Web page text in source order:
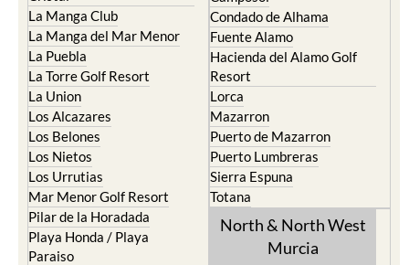
La Manga Club
La Manga del Mar Menor
La Puebla
La Torre Golf Resort
La Union
Los Alcazares
Los Belones
Los Nietos
Los Urrutias
Mar Menor Golf Resort
Pilar de la Horadada
Playa Honda / Playa
Paraiso
Condado de Alhama
Fuente Alamo
Hacienda del Alamo Golf
Resort
Lorca
Mazarron
Puerto de Mazarron
Puerto Lumbreras
Sierra Espuna
Totana
North & North West
Murcia